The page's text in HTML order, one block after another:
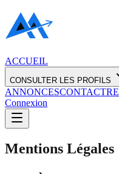
ACCUEIL
CONSULTER LES PROFILS
ANNONCESCONTACT
Connexion
Mentions Légales